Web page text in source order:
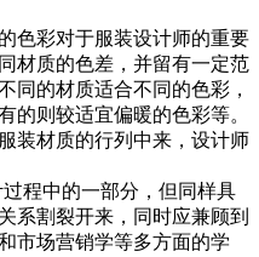
色彩对于服装设计师的重要
材质的色差，并留有一定范
同的材质适合不同的色彩，
的则较适宜偏暖的色彩等。
装材质的行列中来，设计师
程中的一部分，但同样具
系割裂开来，同时应兼顾到
市场营销学等多方面的学